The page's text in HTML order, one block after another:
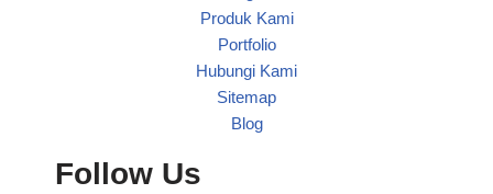
Produk Kami
Portfolio
Hubungi Kami
Sitemap
Blog
Follow Us